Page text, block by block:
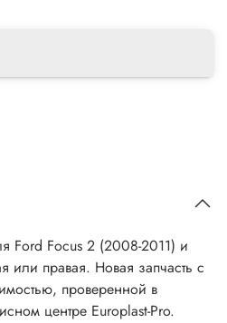
Ford Focus 2 (2008-2011) и
или правая. Новая запчасть с
проверенной в
центре Europlast-Pro.